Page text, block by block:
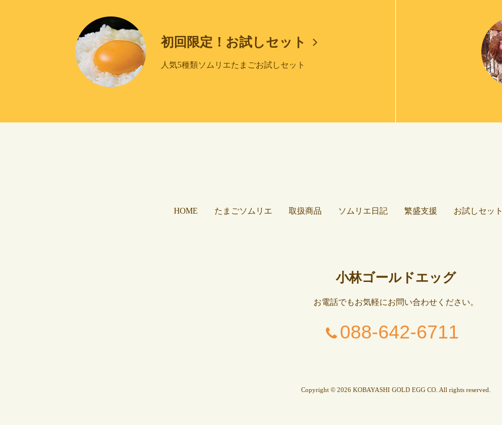
初回限定！お試しセット
人気5種類ソムリエたまごお試しセット
HOME たまごソムリエ 取扱商品 ソムリエ日記 繁盛支援 お試しセット
小林ゴールドエッグ
お電話でもお気軽にお問い合わせください。
088-642-6711
Copyright © 2026 KOBAYASHI GOLD EGG CO. All rights reserved.